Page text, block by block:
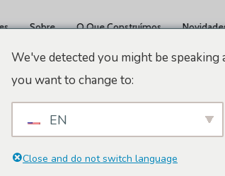
Sobre O Que Construímos
We've detected you might be speaking
you want to change to:
EN
Close and do not switch language